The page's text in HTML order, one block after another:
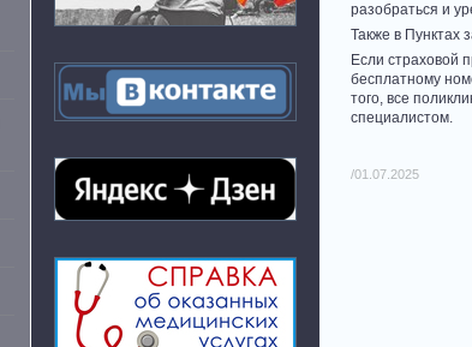
разобраться и
Также в Пунктах
Если страховой
бесплатному
того, все
специалистом.
/01.07.2025